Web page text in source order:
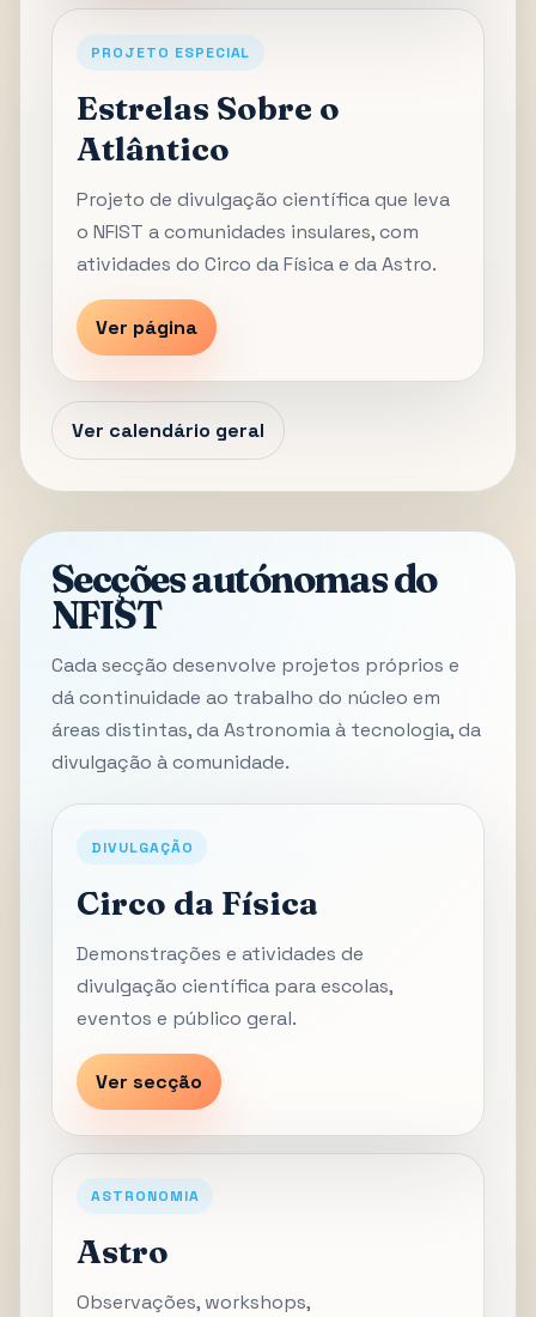
PROJETO ESPECIAL
Estrelas Sobre o
Atlântico
Projeto de divulgação científica que leva
o NFIST a comunidades insulares, com
atividades do Circo da Física e da Astro.
Ver página
Ver calendário geral
Secções autónomas do
NFIST
Cada secção desenvolve projetos próprios e
dá continuidade ao trabalho do núcleo em
áreas distintas, da Astronomia à tecnologia, da
divulgação à comunidade.
DIVULGAÇÃO
Circo da Física
Demonstrações e atividades de
divulgação científica para escolas,
eventos e público geral.
Ver secção
ASTRONOMIA
Astro
Observações, workshops,